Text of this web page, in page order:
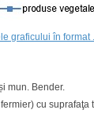
graficului în format
mun. Bender.
cu